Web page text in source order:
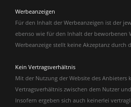
Werbeanzeigen
Für den Inhalt der Werbeanzeigen ist der
ebenso wie für den Inhalt der beworbenen
Werbeanzeige stellt keine Akzeptanz durch
Kein Vertragsverhältnis
Mit der Nutzung der Website des Anbieters
Vertragsverhältnis zwischen dem Nutzer
Insofern ergeben sich auch keinerlei